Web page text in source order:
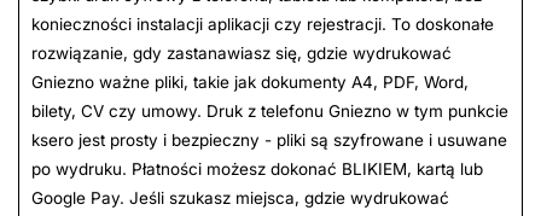
konieczności instalacji aplikacji czy rejestracji. To doskonałe
rozwiązanie, gdy zastanawiasz się, gdzie wydrukować
Gniezno ważne pliki, takie jak dokumenty A4, PDF, Word,
bilety, CV czy umowy. Druk z telefonu Gniezno w tym punkcie
ksero jest prosty i bezpieczny - pliki są szyfrowane i usuwane
po wydruku. Płatności możesz dokonać BLIKIEM, kartą lub
Google Pay. Jeśli szukasz miejsca, gdzie wydrukować